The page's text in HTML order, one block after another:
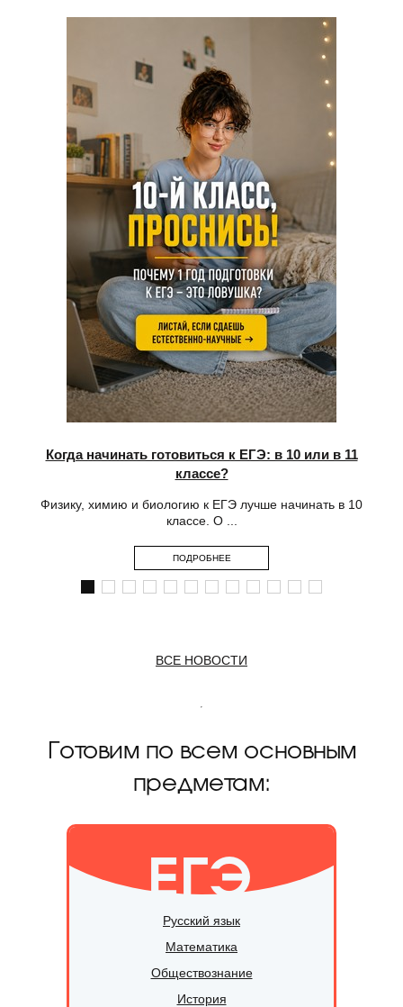
Когда начинать готовиться к ЕГЭ: в 10 или в 11
классе?
Физику, химию и биологию к ЕГЭ лучше начинать в 10
классе. О ...
ПОДРОБНЕЕ
ВСЕ НОВОСТИ
Готовим по всем основным
предметам:
ЕГЭ
Русский язык
Математика
Обществознание
История